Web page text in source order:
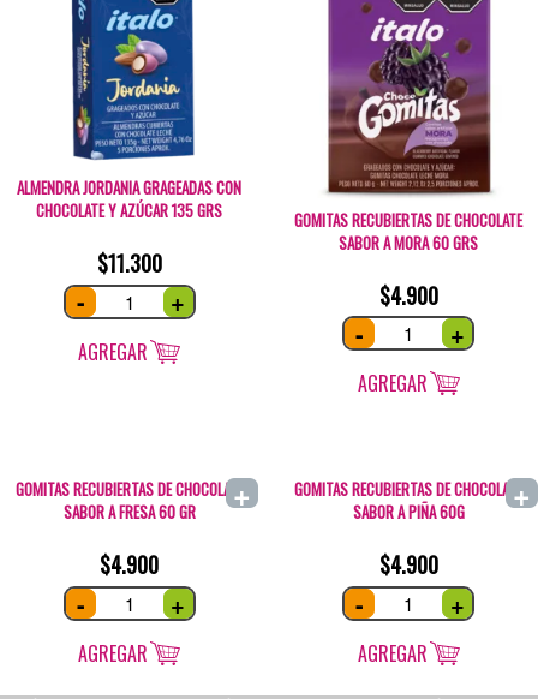
ALMENDRA JORDANIA GRAGEADAS CON
CHOCOLATE Y AZÚCAR 135 GRS
$11.300
- Almendra
Jordania
grageadas
chocolate
y
+
AGREGAR
GOMITAS RECUBIERTAS DE CHOCOLATE
SABOR A MORA 60 GRS
$4.900
- Gomitas
recubiertas
de
sabor
a
+
AGREGAR
GOMITAS RECUBIERTAS DE CHOCOLATE
SABOR A FRESA 60 GR
$4.900
- GOMITAS
RECUBIERTAS
DE
SABOR
A
+
AGREGAR
+
GOMITAS RECUBIERTAS DE CHOCOLATE
SABOR A PIÑA 60G
$4.900
- Gomitas
recubiertas
de
sabor
a
+
AGREGAR
+